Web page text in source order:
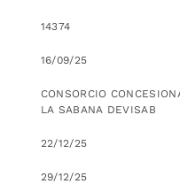
14374
16/09/25
CONSORCIO
LA SABANA DEVISAB
22/12/25
29/12/25